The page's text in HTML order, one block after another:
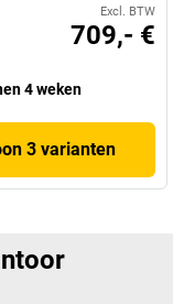
Excl. BTW
709,- €
4 weken
3 varianten